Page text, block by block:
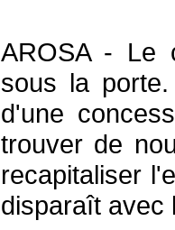
AROSA - Le
sous la
d'une
trouver de
recapitaliser
disparaît avec